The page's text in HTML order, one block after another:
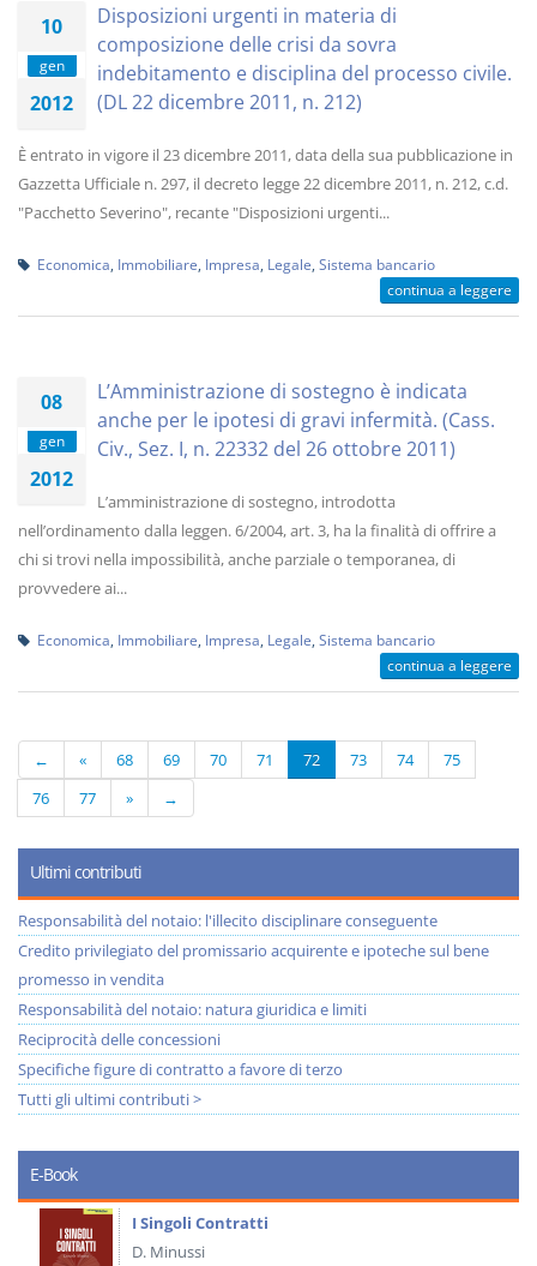
10
gen
2012
Disposizioni urgenti in materia di
composizione delle crisi da sovra
indebitamento e disciplina del processo civile.
(DL 22 dicembre 2011, n. 212)
È entrato in vigore il 23 dicembre 2011, data della sua pubblicazione in
Gazzetta Ufficiale n. 297, il decreto legge 22 dicembre 2011, n. 212, c.d.
"Pacchetto Severino", recante "Disposizioni urgenti...
Economica Immobiliare Impresa Legale Sistema bancario
continua a leggere
08
gen
2012
L’Amministrazione di sostegno è indicata
anche per le ipotesi di gravi infermità. (Cass.
Civ., Sez. I, n. 22332 del 26 ottobre 2011)
L’amministrazione di sostegno, introdotta
nell’ordinamento dalla leggen. 6/2004, art. 3, ha la finalità di offrire a
chi si trovi nella impossibilità, anche parziale o temporanea, di
provvedere ai...
Economica Immobiliare Impresa Legale Sistema bancario
continua a leggere
← « 68 69 70 71 72 73 74
75
76
77 » →
Ultimi contributi
Responsabilità del notaio: l'illecito disciplinare conseguente
Credito privilegiato del promissario acquirente e ipoteche sul bene
promesso in vendita
Responsabilità del notaio: natura giuridica e limiti
Reciprocità delle concessioni
Specifiche figure di contratto a favore di terzo
Tutti gli ultimi contributi >
E-Book
Il Condominio
La riforma di cui alla legge